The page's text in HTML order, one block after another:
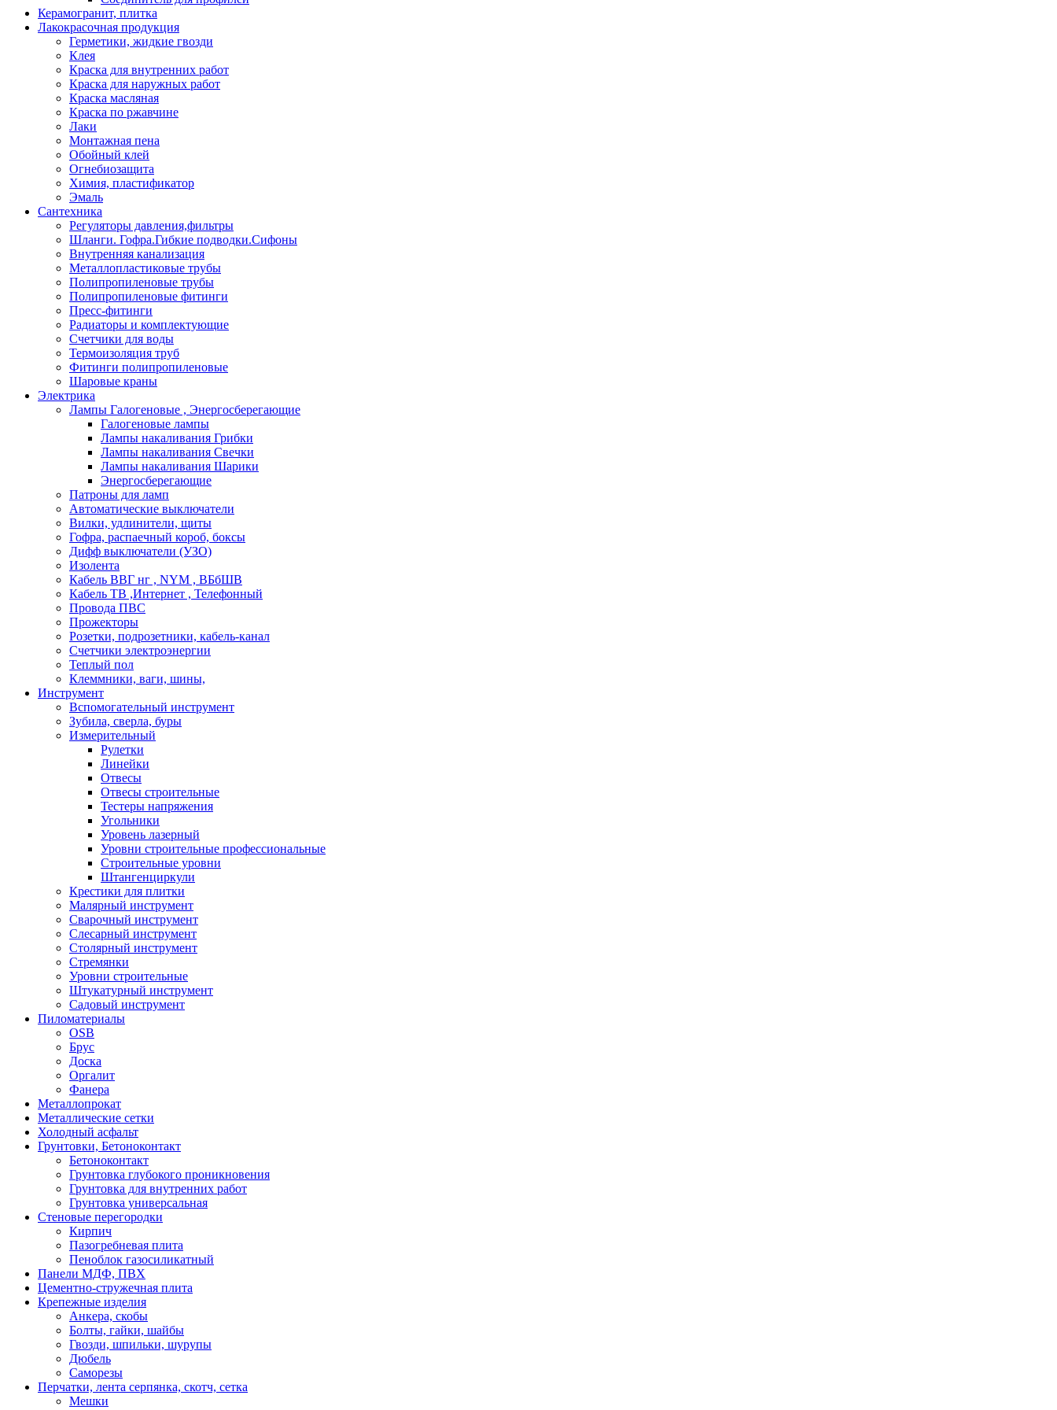
Керамогранит, плитка
Лакокрасочная продукция
Герметики, жидкие гвозди
Клея
Краска для внутренних работ
Краска для наружных работ
Краска масляная
Краска по ржавчине
Лаки
Монтажная пена
Обойный клей
Огнебиозащита
Химия, пластификатор
Эмаль
Сантехника
Регуляторы давления,фильтры
Шланги. Гофра.Гибкие подводки.Сифоны
Внутренняя канализация
Металлопластиковые трубы
Полипропиленовые трубы
Полипропиленовые фитинги
Пресс-фитинги
Радиаторы и комплектующие
Счетчики для воды
Термоизоляция труб
Фитинги полипропиленовые
Шаровые краны
Электрика
Лампы Галогеновые , Энергосберегающие
Галогеновые лампы
Лампы накаливания Грибки
Лампы накаливания Свечки
Лампы накаливания Шарики
Энергосберегающие
Патроны для ламп
Автоматические выключатели
Вилки, удлинители, щиты
Гофра, распаечный короб, боксы
Дифф выключатели (УЗО)
Изолента
Кабель ВВГ нг , NYM , ВБбШВ
Кабель ТВ ,Интернет , Телефонный
Провода ПВС
Прожекторы
Розетки, подрозетники, кабель-канал
Счетчики электроэнергии
Теплый пол
Клеммники, ваги, шины,
Инструмент
Вспомогательный инструмент
Зубила, сверла, буры
Измерительный
Рулетки
Линейки
Отвесы
Отвесы строительные
Тестеры напряжения
Угольники
Уровень лазерный
Уровни строительные профессиональные
Строительные уровни
Штангенциркули
Крестики для плитки
Малярный инструмент
Сварочный инструмент
Слесарный инструмент
Столярный инструмент
Стремянки
Уровни строительные
Штукатурный инструмент
Садовый инструмент
Пиломатериалы
OSB
Брус
Доска
Оргалит
Фанера
Металлопрокат
Металлические сетки
Холодный асфальт
Грунтовки, Бетоноконтакт
Бетоноконтакт
Грунтовка глубокого проникновения
Грунтовка для внутренних работ
Грунтовка универсальная
Стеновые перегородки
Кирпич
Пазогребневая плита
Пеноблок газосиликатный
Панели МДФ, ПВХ
Цементно-стружечная плита
Крепежные изделия
Анкера, скобы
Болты, гайки, шайбы
Гвозди, шпильки, шурупы
Дюбель
Саморезы
Перчатки, лента серпянка, скотч, сетка
Мешки